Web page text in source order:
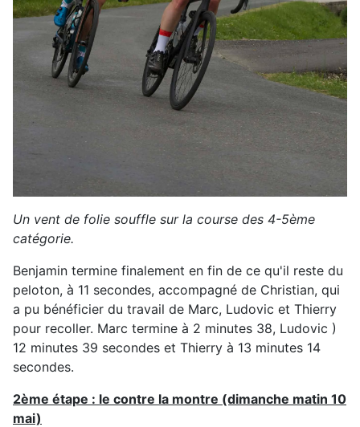
Un vent de folie souffle sur la course des 4-5ème
catégorie.
Benjamin termine finalement en fin de ce qu'il reste du
peloton, à 11 secondes, accompagné de Christian, qui
a pu bénéficier du travail de Marc, Ludovic et Thierry
pour recoller. Marc termine à 2 minutes 38, Ludovic )
12 minutes 39 secondes et Thierry à 13 minutes 14
secondes.
2ème étape : le contre la montre (dimanche matin 10
mai)